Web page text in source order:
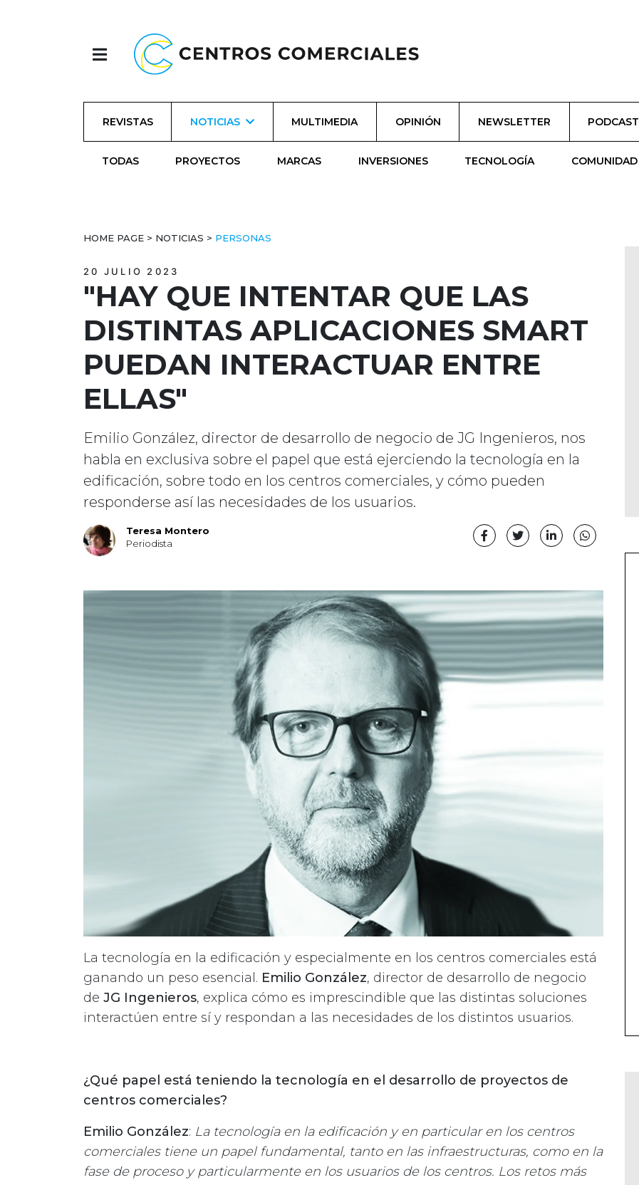
REVISTAS NOTICIAS MULTIMEDIA OPINIÓN NEWSLETTER PODCAST
TODAS PROYECTOS MARCAS INVERSIONES TECNOLOGÍA COMUNIDAD
HOME PAGE > NOTICIAS > PERSONAS
20 JULIO 2023
"HAY QUE INTENTAR QUE LAS
DISTINTAS APLICACIONES SMART
PUEDAN INTERACTUAR ENTRE
ELLAS"
Emilio González, director de desarrollo de negocio de JG Ingenieros, nos
habla en exclusiva sobre el papel que está ejerciendo la tecnología en la
edificación, sobre todo en los centros comerciales, y cómo pueden
responderse así las necesidades de los usuarios.
Teresa Montero
Periodista
La tecnología en la edificación y especialmente en los centros comerciales está
ganando un peso esencial. Emilio González, director de desarrollo de negocio
de JG Ingenieros, explica cómo es imprescindible que las distintas soluciones
interactúen entre sí y respondan a las necesidades de los distintos usuarios.
¿Qué papel está teniendo la tecnología en el desarrollo de proyectos de
centros comerciales?
Emilio González: La tecnología en la edificación y en particular en los centros
comerciales tiene un papel fundamental, tanto en las infraestructuras, como en la
fase de proceso y particularmente en los usuarios de los centros. Los retos más